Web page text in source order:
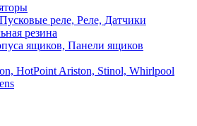
реле, Реле, Датчики
резина
ящиков, Панели ящиков
HotPoint Ariston, Stinol, Whirlpool